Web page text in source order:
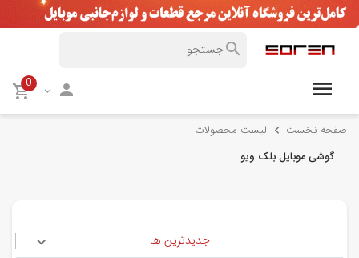
0
صفحه نخست لیست محصولات
گوشی موبایل بلک ویو
جدیدترین ها